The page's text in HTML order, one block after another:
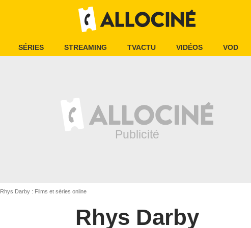
SÉRIES STREAMING TVACTU VIDÉOS VOD
Rhys Darby : Films et séries online
Rhys Darby